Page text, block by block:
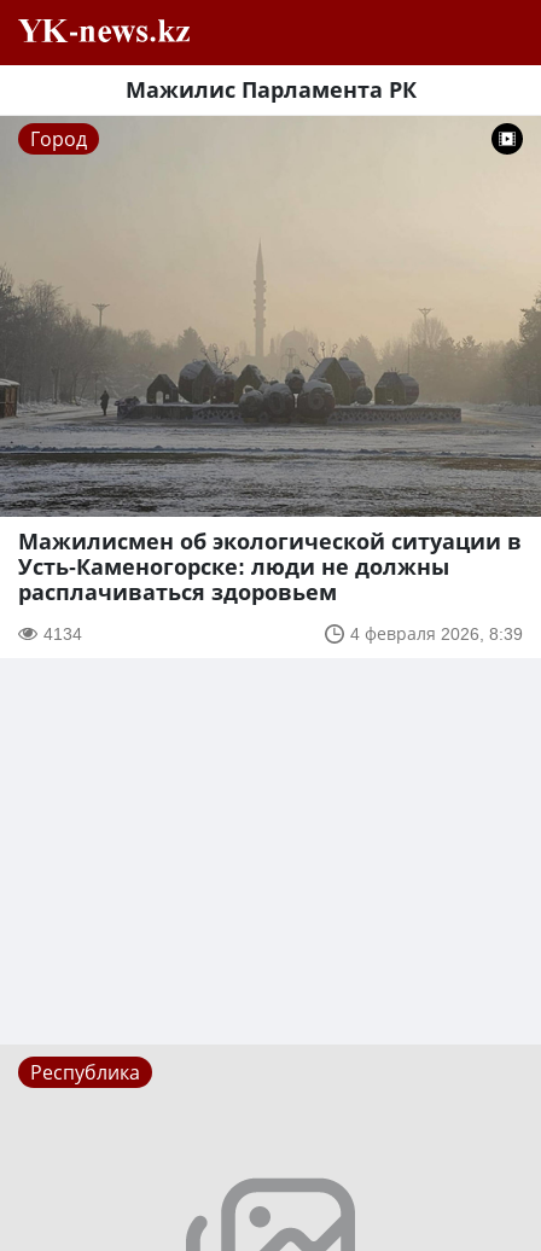
Мажилис Парламента РК
Город
Мажилисмен об экологической ситуации в
Усть-Каменогорске: люди не должны
расплачиваться здоровьем
4134 4 февраля 2026, 8:39
Республика